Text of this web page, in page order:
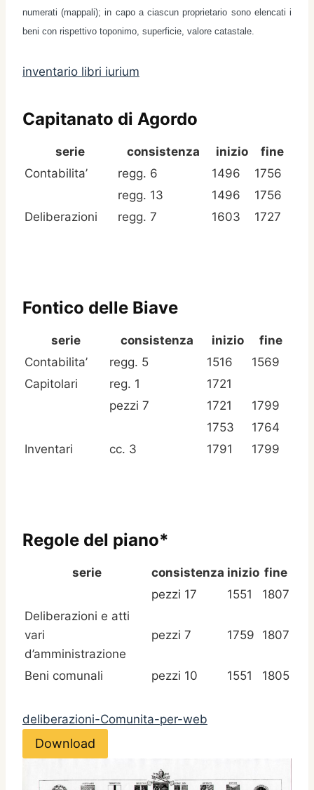
numerati(mappali);in capo a ciascun proprietario sono elencati i
beni con rispettivo toponimo, superficie, valore catastale.
inventario libri iurium
Capitanato di Agordo
serie consistenza inizio
fine
Contabilita’
regg. 6 1496
1756
regg. 13
1496
1756
Deliberazioni
regg. 7 1603 1727
Fontico delle Biave
serie consistenza inizio
fine
Contabilita’
regg. 5 1516
1569
Capitolari
reg. 1
1721
pezzi 7
1721
1799
1753
1764
Inventari
cc. 3 1791 1799
Regole del piano*
serie consistenza inizio fine
pezzi 17
1551
1807
Deliberazioni e atti
vari
d’amministrazione
pezzi 7 1759 1807
Beni comunali pezzi 10 1551 1805
deliberazioni-Comunita-per-web
Download